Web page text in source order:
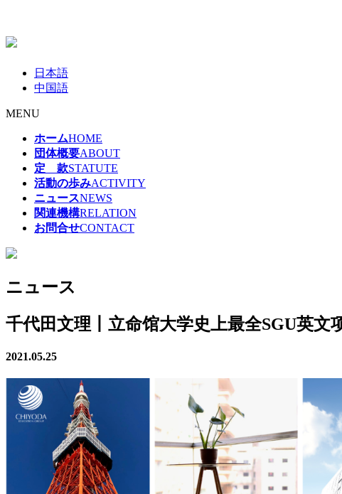
日本語
中国語
MENU
ホームHOME
団体概要ABOUT
定 款STATUTE
活動の歩みACTIVITY
ニュースNEWS
関連機構RELATION
お問合せCONTACT
ニュース
千代田文理丨立命馆大学史上最全SGU英文
2021.05.25